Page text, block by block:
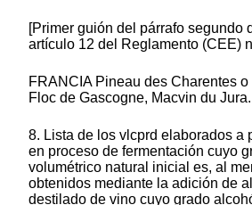
[Primer guión del párrafo segundo
artículo 12 del Reglamento (CEE)
FRANCIA Pineau des Charentes
Floc de Gascogne, Macvin du Jura.
8. Lista de los vlcprd elaborados a
en proceso de fermentación cuyo
volumétrico natural inicial es, al
obtenidos mediante la adición de
destilado de vino cuyo grado